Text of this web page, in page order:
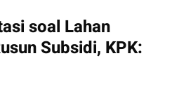
soal Lahan
Subsidi, KPK: